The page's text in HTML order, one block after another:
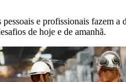
e profissionais fazem
de hoje e de amanhã.